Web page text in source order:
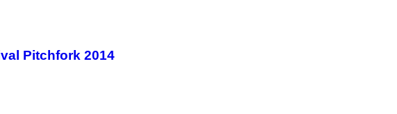
Pitchfork 2014